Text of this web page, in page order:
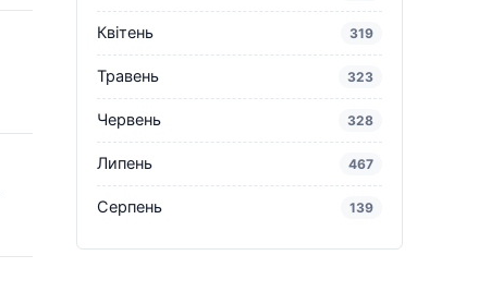
Квітень 319
Травень 323
Червень 328
Липень 467
Серпень 139